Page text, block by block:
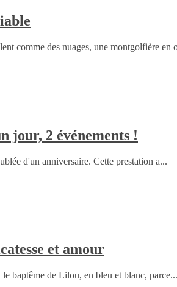
comme des nuages, une montgolfière en
jour, 2 événements !
d'un anniversaire. Cette prestation a...
et amour
baptême de Lilou, en bleu et blanc, parce...